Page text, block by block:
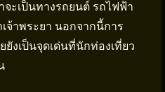
จะเป็นทางรถยนต์ รถไฟฟ้า
จ้าพระยา นอกจากนี้การ
งเป็นจุดเด่นที่นักท่องเที่ยว